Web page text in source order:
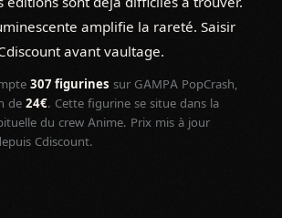
amplifie la rareté. Saisir
avant vaultage.
307 figurines sur GAMPA PopCrash,
de 24€. Cette figurine se situe dans la
du crew Anime. Prix mis à jour
Cdiscount.